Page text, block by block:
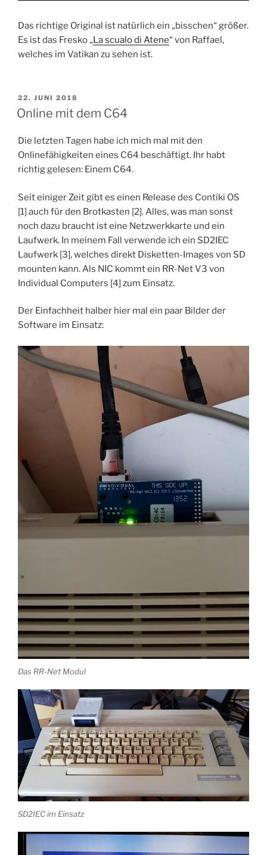
Das richtige Original ist natürlich ein „bisschen“ größer.
Es ist das Fresko „La scualo di Atene“ von Raffael,
welches im Vatikan zu sehen ist.
VERÖFFENTLICHT
AM
22. JUNI 2018
Online mit dem C64
Die letzten Tagen habe ich mich mal mit den
Onlinefähigkeiten eines C64 beschäftigt. Ihr habt
richtig gelesen: Einem C64.
Seit einiger Zeit gibt es einen Release des Contiki OS
[1] auch für den Brotkasten [2]. Alles, was man sonst
noch dazu braucht ist eine Netzwerkkarte und ein
Laufwerk. In meinem Fall verwende ich ein SD2IEC
Laufwerk [3], welches direkt Disketten-Images von SD
mounten kann. Als NIC kommt ein RR-Net V3 von
Individual Computers [4] zum Einsatz.
Der Einfachheit halber hier mal ein paar Bilder der
Software im Einsatz:
Das RR-Net Modul
SD2IEC im Einsatz